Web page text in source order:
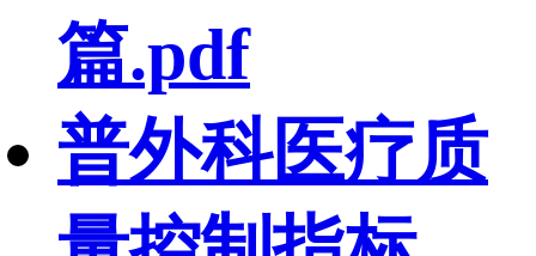
篇.pdf
普外科医疗质